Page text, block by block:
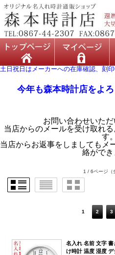
土日祝日はメーカーへの在庫確認、刻
今年も森本時計店をよ
お問い合わせいた
当店からのメールを受け取れ
す。
当店からお返事をしましてもメ
絡がで
1 / 6ページ
1 2 3
名入れ 名前 文字
け時計 温度 湿度